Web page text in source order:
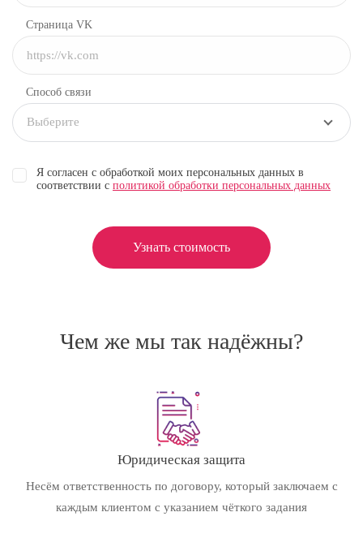
Страница VK
Способ связи
Выберите
Я согласен с обработкой моих персональных данных в
соответствии с политикой обработки персональных данных
Узнать стоимость
Чем же мы так надёжны?
Юридическая защита
Несём ответственность по договору, который заключаем с
каждым клиентом с указанием чёткого задания